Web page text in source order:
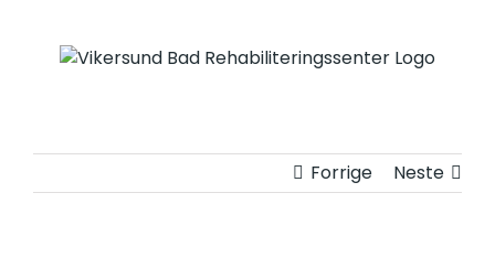
content
Forrige Neste